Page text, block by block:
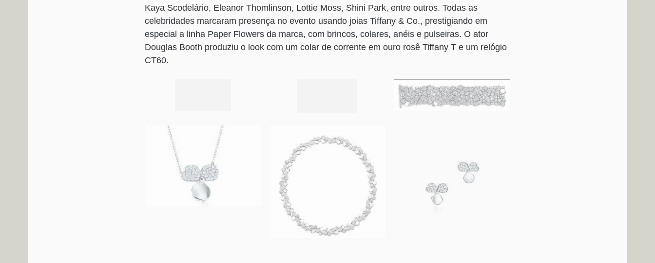
Kaya Scodelário, Eleanor Thomlinson, Lottie Moss, Shini Park, entre outros. Todas as
celebridades marcaram presença no evento usando joias Tiffany & Co., prestigiando em
especial a linha Paper Flowers da marca, com brincos, colares, anéis e pulseiras. O ator
Douglas Booth produziu o look com um colar de corrente em ouro rosê Tiffany T e um relógio
CT60.